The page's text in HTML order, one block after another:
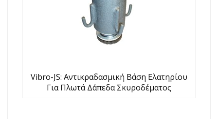
Vibro-JS: Αντικραδασμική Βάση Ελατηρίου
Για Πλωτά Δάπεδα Σκυροδέματος